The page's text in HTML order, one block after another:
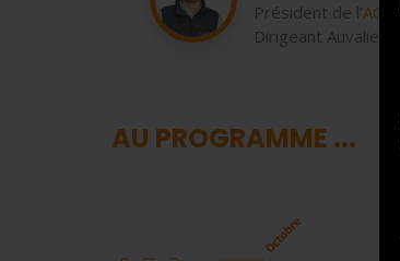
Président de l’ACI
Dirigeant Auvalie
AU PROGRAMME ...